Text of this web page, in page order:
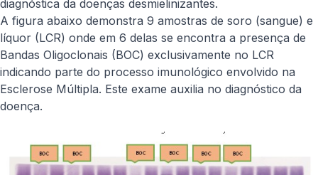
diagnóstica da doenças desmielinizantes.
A figura abaixo demonstra 9 amostras de soro (sangue) e
líquor (LCR) onde em 6 delas se encontra a presença de
Bandas Oligoclonais (BOC) exclusivamente no LCR
indicando parte do processo imunológico envolvido na
Esclerose Múltipla. Este exame auxilia no diagnóstico da
doença.